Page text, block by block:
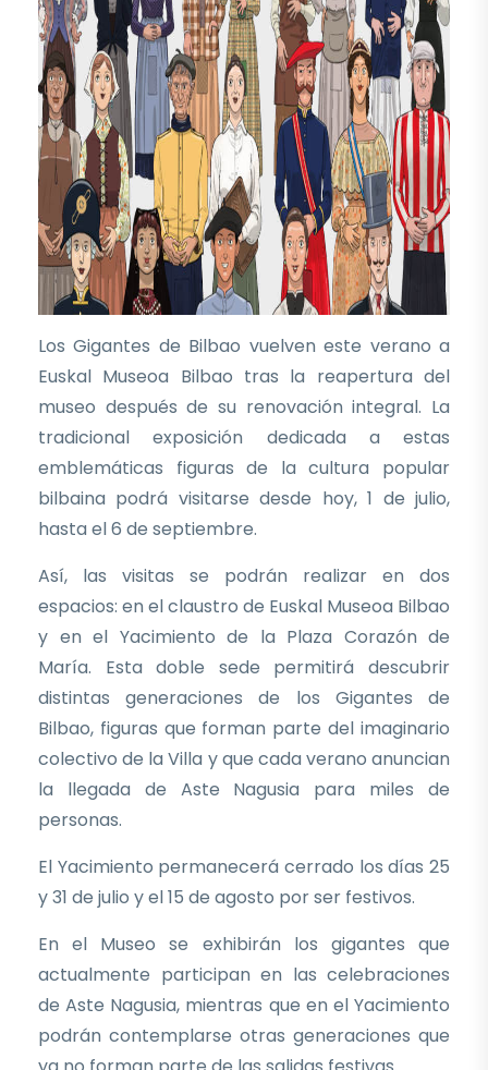
Los Gigantes de Bilbao vuelven este verano a
Euskal Museoa Bilbao tras la reapertura del
museo después de su renovación integral. La
tradicional exposición dedicada a estas
emblemáticas figuras de la cultura popular
bilbaina podrá visitarse desde hoy, 1 de julio,
hasta el 6 de septiembre.
Así, las visitas se podrán realizar en dos
espacios: en el claustro de Euskal Museoa Bilbao
y en el Yacimiento de la Plaza Corazón de
María. Esta doble sede permitirá descubrir
distintas generaciones de los Gigantes de
Bilbao, figuras que forman parte del imaginario
colectivo de la Villa y que cada verano anuncian
la llegada de Aste Nagusia para miles de
personas.
El Yacimiento permanecerá cerrado los días 25
y 31 de julio y el 15 de agosto por ser festivos.
En el Museo se exhibirán los gigantes que
actualmente participan en las celebraciones
de Aste Nagusia, mientras que en el Yacimiento
podrán contemplarse otras generaciones que